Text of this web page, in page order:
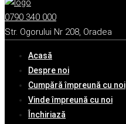
0790 340 000
Str. Ogorului Nr 208, Oradea
Acasă
Despre noi
Cumpără împreună cu noi
Vinde împreună cu noi
Închiriază